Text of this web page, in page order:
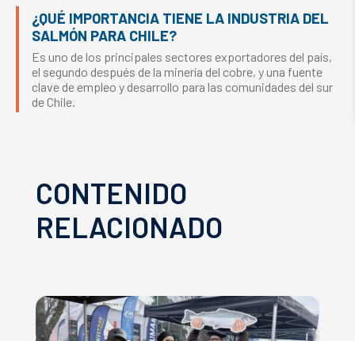
¿QUÉ IMPORTANCIA TIENE LA INDUSTRIA DEL
SALMÓN PARA CHILE?
Es uno de los principales sectores exportadores del país,
el segundo después de la minería del cobre, y una fuente
clave de empleo y desarrollo para las comunidades del sur
de Chile.
CONTENIDO
RELACIONADO